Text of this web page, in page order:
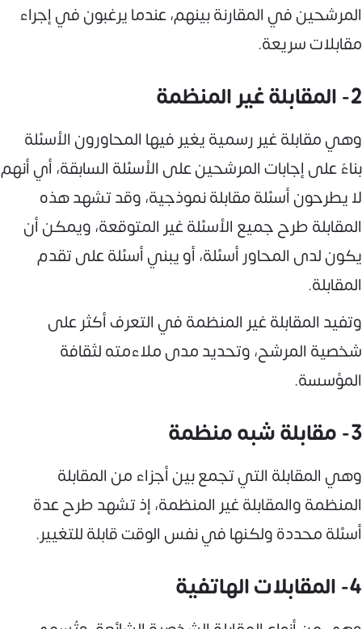
المرشحين في المقارنة بينهم، عندما يرغبون في إجراء
مقابلات سريعة.
2- المقابلة غير المنظمة
وهي مقابلة غير رسمية يغير فيها المحاورون الأسئلة
بناءً على إجابات المرشحين على الأسئلة السابقة، أي أنهم
لا يطرحون أسئلة مقابلة نموذجية، وقد تشهد هذه
المقابلة طرح جميع الأسئلة غير المتوقعة، ويمكن أن
يكون لدى المحاور أسئلة، أو يبني أسئلة على تقدم
المقابلة.
وتفيد المقابلة غير المنظمة في التعرف أكثر على
شخصية المرشح، وتحديد مدى ملاءمته لثقافة
المؤسسة.
3- مقابلة شبه منظمة
وهي المقابلة التي تجمع بين أجزاء من المقابلة
المنظمة والمقابلة غير المنظمة، إذ تشهد طرح عدة
أسئلة محددة ولكنها في نفس الوقت قابلة للتغيير.
4- المقابلات الهاتفية